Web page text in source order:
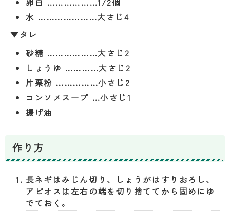
水 …………………大さじ4
▼タレ
砂糖 ………………大さじ2
しょうゆ …………大さじ2
片栗粉 ……………小さじ2
コンソメスープ …小さじ1
揚げ油
作り方
長ネギはみじん切り、しょうがはすりおろし、
アピオスは左右の端を切り捨ててから固めにゆ
でておく。